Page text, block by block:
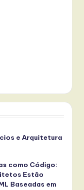
e Arquitetura
como Código:
Estão
Baseadas em